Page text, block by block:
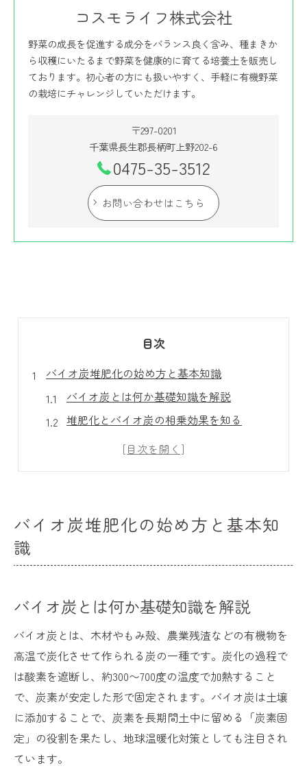
コスモライフ株式会社
野菜の成長を促進する成分をバランス良く含み、種まきか
ら収穫にいたるまで野菜を健康的に育てる培養土を販売し
ております。初心者の方にも扱いやすく、手軽に有機野菜
の栽培にチャレンジしていただけます。
〒297-0201
千葉県長生郡長柄町上野202-6
0475-35-3512
お問い合わせはこちら
目次
バイオ炭堆肥化の始め方と基本知識
バイオ炭とは何か基礎知識を解説
堆肥化とバイオ炭の相乗効果を知る
バイオ炭堆肥化の始め方と必要な手順
有機農業に活かすバイオ炭の堆肥化技術
有機農業とバイオ炭堆肥化の関係性
バイオ炭堆肥化で栄養価を高めるコツ
バイオ炭堆肥化のメリットと実例紹介
堆肥化にバイオ炭を使うメリットとは
バイオ炭堆肥化で得られる主なメリット
土壌改良や微生物活性化の理由を解説
バイオ炭の保水性向上効果について
脱炭素農業に貢献するバイオ炭の力
バイオ炭堆肥化の始め方と基本知
識
バイオ炭とは何か基礎知識を解説
バイオ炭とは、木材やもみ殻、農業残渣などの有機物を
高温で炭化させて作られる炭の一種です。炭化の過程で
は酸素を遮断し、約300〜700度の温度で加熱すること
で、炭素が安定した形で固定されます。バイオ炭は土壌
に添加することで、炭素を長期間土中に留める「炭素固
定」の役割を果たし、地球温暖化対策としても注目され
ています。